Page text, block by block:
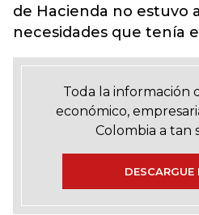
de Hacienda no estuvo
necesidades que tenía
Toda la información
económico,
Colombia a tan
DESCARGUE